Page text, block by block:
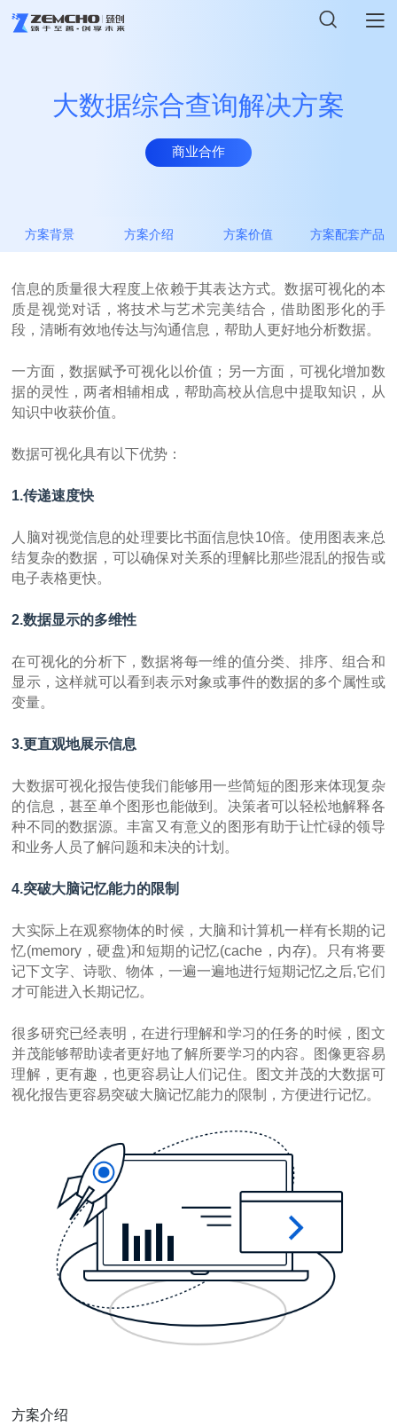
解决方案
新闻资讯
关于臻创
加入我们
大数据综合查询解决方案
商业合作
方案背景 方案介绍 方案价值 方案配套产品
信息的质量很大程度上依赖于其表达方式。数据可视化的本
质是视觉对话，将技术与艺术完美结合，借助图形化的手
段，清晰有效地传达与沟通信息，帮助人更好地分析数据。
一方面，数据赋予可视化以价值；另一方面，可视化增加数
据的灵性，两者相辅相成，帮助高校从信息中提取知识，从
知识中收获价值。
数据可视化具有以下优势：
1.传递速度快
人脑对视觉信息的处理要比书面信息快10倍。使用图表来总
结复杂的数据，可以确保对关系的理解比那些混乱的报告或
电子表格更快。
2.数据显示的多维性
在可视化的分析下，数据将每一维的值分类、排序、组合和
显示，这样就可以看到表示对象或事件的数据的多个属性或
变量。
3.更直观地展示信息
大数据可视化报告使我们能够用一些简短的图形来体现复杂
的信息，甚至单个图形也能做到。决策者可以轻松地解释各
种不同的数据源。丰富又有意义的图形有助于让忙碌的领导
和业务人员了解问题和未决的计划。
4.突破大脑记忆能力的限制
大实际上在观察物体的时候，大脑和计算机一样有长期的记
忆(memory，硬盘)和短期的记忆(cache，内存)。只有将要
记下文字、诗歌、物体，一遍一遍地进行短期记忆之后,它们
才可能进入长期记忆。
很多研究已经表明，在进行理解和学习的任务的时候，图文
并茂能够帮助读者更好地了解所要学习的内容。图像更容易
理解，更有趣，也更容易让人们记住。图文并茂的大数据可
视化报告更容易突破大脑记忆能力的限制，方便进行记忆。
方案介绍
联系我们
商业合作
电子邮箱
*手机号码